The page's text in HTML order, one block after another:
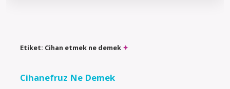
Etiket: Cihan etmek ne demek
Cihanefruz Ne Demek